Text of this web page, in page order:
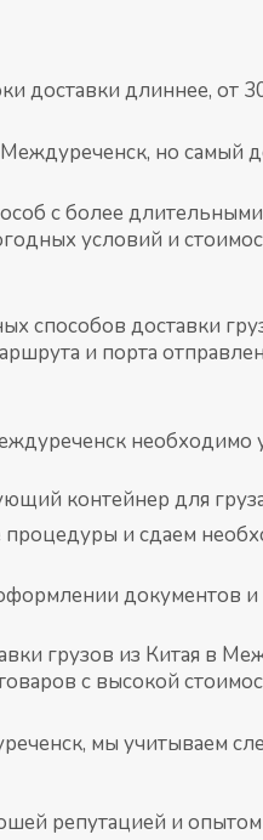
доставки длиннее, от
но самый
с более
условий и
способов доставки
и порта
контейнер для
и сдаем
документов и
грузов из Китая в
с высокой
мы учитываем
репутацией и опытом